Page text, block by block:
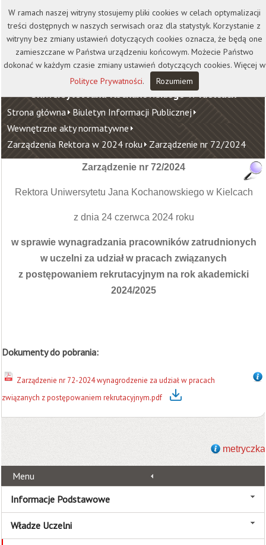
Kontakt Biblioteka
Wydawnictwo
Wirtualna Uczelnia
Uniwersytet Jana Kochanowskiego w Kielcach
Strona główna Biuletyn Informacji Publicznej
Wewnętrzne akty normatywne
Zarządzenia Rektora w 2024 roku Zarządzenie nr 72/2024
Zarządzenie nr 72/2024
Rektora Uniwersytetu Jana Kochanowskiego w Kielcach
z dnia 24 czerwca 2024 roku
w sprawie wynagradzania pracowników zatrudnionych
w uczelni za udział w pracach związanych
z postępowaniem rekrutacyjnym na rok akademicki
2024/2025
Dokumenty do pobrania:
Zarządzenie nr 72-2024 wynagrodzenie za udział w pracach
związanych z postępowaniem rekrutacyjnym.pdf
metryczka
Menu
Informacje Podstawowe
Władze Uczelni
W ramach naszej witryny stosujemy pliki cookies w celach optymalizacji
treści dostępnych w naszych serwisach oraz dla statystyk. Korzystanie z
witryny bez zmiany ustawień dotyczących cookies oznacza, że będą one
zamieszczane w Państwa urządzeniu końcowym. Możecie Państwo
dokonać w każdym czasie zmiany ustawień dotyczących cookies. Więcej w
Polityce Prywatności. Rozumiem